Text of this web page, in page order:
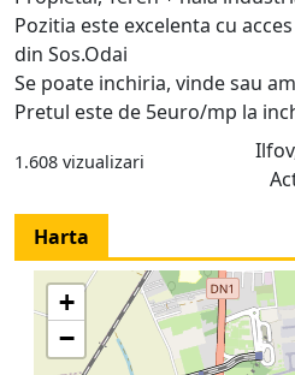
Pozitia este excelenta cu
din Sos.Odai
Se poate inchiria, vinde sau
Pretul este de 5euro/mp la
1.608 vizualizari
Harta
+
−